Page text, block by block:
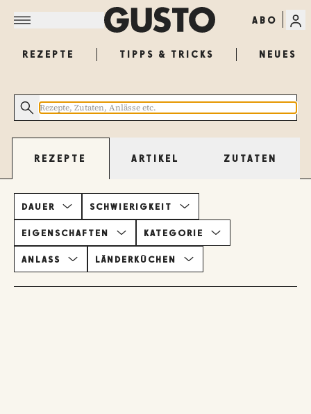
ABO
REZEPTE TIPPS & TRICKS NEUES
REZEPTE ARTIKEL ZUTATEN
DAUER SCHWIERIGKEIT
EIGENSCHAFTEN KATEGORIE
ANLASS LÄNDERKÜCHEN